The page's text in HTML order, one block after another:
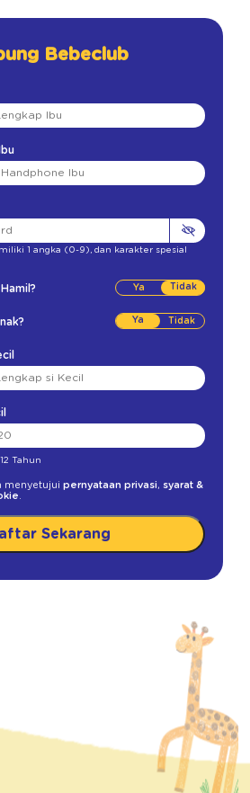
Bebeclub
1 angka (0-9) dan karakter spesial
Tidak
Ya
Tahun
menyetujui pernyataan privasi, syarat &
Sekarang